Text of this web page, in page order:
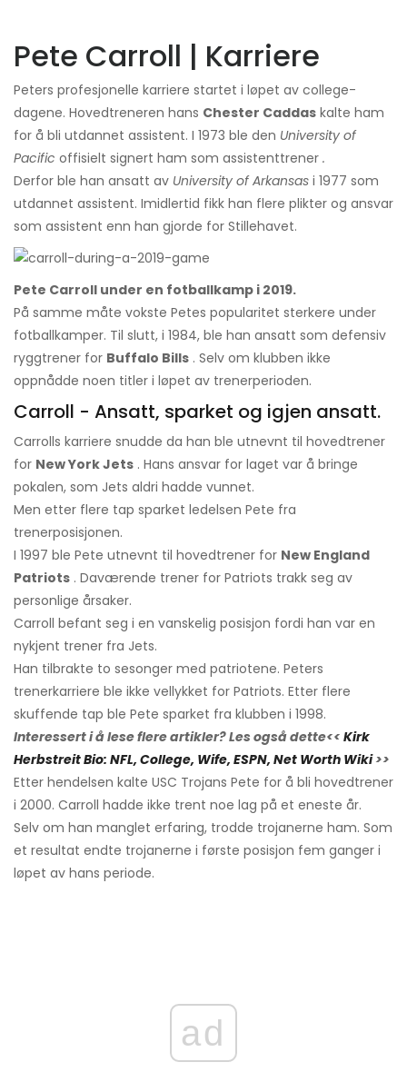
Pete Carroll | Karriere
Peters profesjonelle karriere startet i løpet av college-
dagene. Hovedtreneren hans Chester Caddas kalte ham
for å bli utdannet assistent. I 1973 ble den University of
Pacific offisielt signert ham som assistenttrener .
Derfor ble han ansatt av University of Arkansas i 1977 som
utdannet assistent. Imidlertid fikk han flere plikter og ansvar
som assistent enn han gjorde for Stillehavet.
Pete Carroll under en fotballkamp i 2019.
På samme måte vokste Petes popularitet sterkere under
fotballkamper. Til slutt, i 1984, ble han ansatt som defensiv
ryggtrener for Buffalo Bills . Selv om klubben ikke
oppnådde noen titler i løpet av trenerperioden.
Carroll - Ansatt, sparket og igjen ansatt.
Carrolls karriere snudde da han ble utnevnt til hovedtrener
for New York Jets . Hans ansvar for laget var å bringe
pokalen, som Jets aldri hadde vunnet.
Men etter flere tap sparket ledelsen Pete fra
trenerposisjonen.
I 1997 ble Pete utnevnt til hovedtrener for New England
Patriots . Daværende trener for Patriots trakk seg av
personlige årsaker.
Carroll befant seg i en vanskelig posisjon fordi han var en
nykjent trener fra Jets.
Han tilbrakte to sesonger med patriotene. Peters
trenerkarriere ble ikke vellykket for Patriots. Etter flere
skuffende tap ble Pete sparket fra klubben i 1998.
Interessert i å lese flere artikler? Les også dette<< Kirk
Herbstreit Bio: NFL, College, Wife, ESPN, Net Worth Wiki>>
Etter hendelsen kalte USC Trojans Pete for å bli hovedtrener
i 2000. Carroll hadde ikke trent noe lag på et eneste år.
Selv om han manglet erfaring, trodde trojanerne ham. Som
et resultat endte trojanerne i første posisjon fem ganger i
løpet av hans periode.
ad